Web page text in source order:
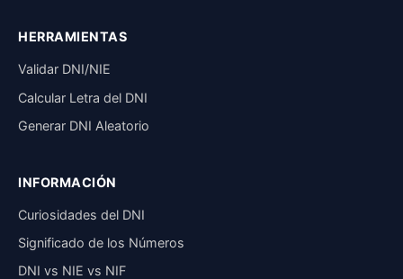
HERRAMIENTAS
Validar DNI/NIE
Calcular Letra del DNI
Generar DNI Aleatorio
INFORMACIÓN
Curiosidades del DNI
Significado de los Números
DNI vs NIE vs NIF